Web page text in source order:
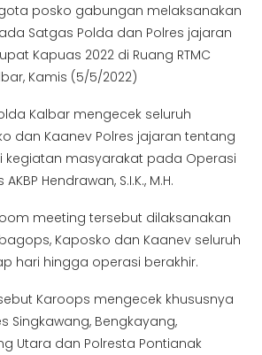
posko gabungan melaksanakan
Satgas Polda dan Polres jajaran
Kapuas 2022 di Ruang RTMC
Kamis (5/5/2022)
Kalbar mengecek seluruh
dan Kaanev Polres jajaran tentang
kegiatan masyarakat pada Operasi
Hendrawan, S.I.K., M.H.
meeting tersebut dilaksanakan
Kaposko dan Kaanev seluruh
hari hingga operasi berakhir.
Karoops mengecek khususnya
Singkawang, Bengkayang,
Utara dan Polresta Pontianak